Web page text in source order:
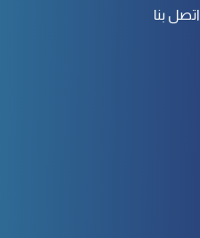
اتصل بنا